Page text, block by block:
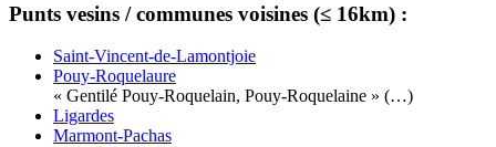
Punts vesins / communes voisines (≤ 16km) :
Saint-Vincent-de-Lamontjoie
Pouy-Roquelaure
« Gentilé Pouy-Roquelain, Pouy-Roquelaine » (…)
Ligardes
Marmont-Pachas